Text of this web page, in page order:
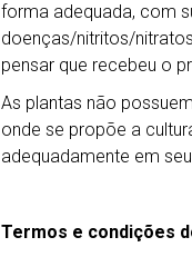
forma adequada, com
doenças/nitritos/
pensar que recebeu o
As plantas não
onde se propõe a
adequadamente em
Termos e condições